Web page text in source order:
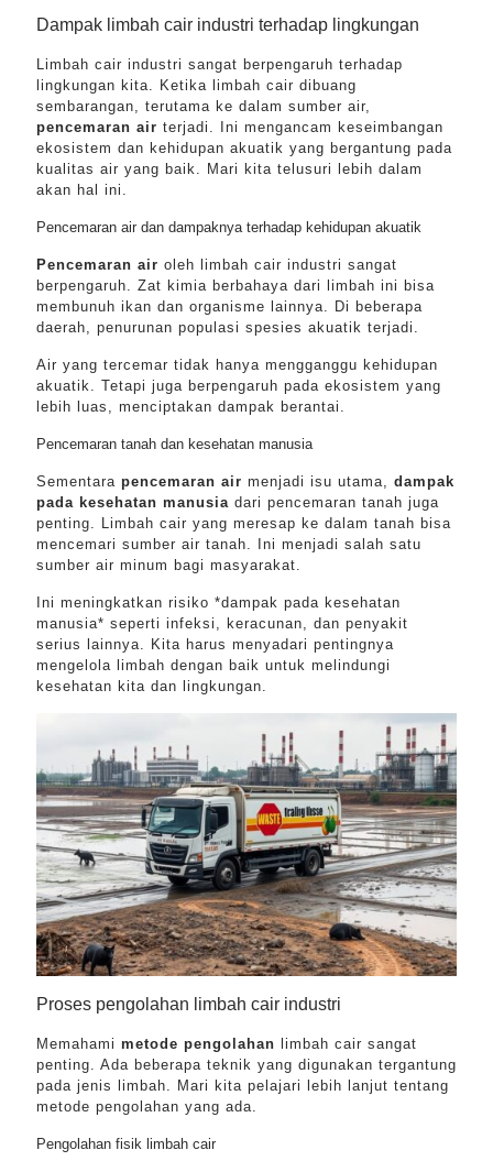
Dampak limbah cair industri terhadap lingkungan
Limbah cair industri sangat berpengaruh terhadap
lingkungan kita. Ketika limbah cair dibuang
sembarangan, terutama ke dalam sumber air,
pencemaran air terjadi. Ini mengancam keseimbangan
ekosistem dan kehidupan akuatik yang bergantung pada
kualitas air yang baik. Mari kita telusuri lebih dalam
akan hal ini.
Pencemaran air dan dampaknya terhadap kehidupan akuatik
Pencemaran air oleh limbah cair industri sangat
berpengaruh. Zat kimia berbahaya dari limbah ini bisa
membunuh ikan dan organisme lainnya. Di beberapa
daerah, penurunan populasi spesies akuatik terjadi.
Air yang tercemar tidak hanya mengganggu kehidupan
akuatik. Tetapi juga berpengaruh pada ekosistem yang
lebih luas, menciptakan dampak berantai.
Pencemaran tanah dan kesehatan manusia
Sementara pencemaran air menjadi isu utama, dampak
pada kesehatan manusia dari pencemaran tanah juga
penting. Limbah cair yang meresap ke dalam tanah bisa
mencemari sumber air tanah. Ini menjadi salah satu
sumber air minum bagi masyarakat.
Ini meningkatkan risiko *dampak pada kesehatan
manusia* seperti infeksi, keracunan, dan penyakit
serius lainnya. Kita harus menyadari pentingnya
mengelola limbah dengan baik untuk melindungi
kesehatan kita dan lingkungan.
Proses pengolahan limbah cair industri
Memahami metode pengolahan limbah cair sangat
penting. Ada beberapa teknik yang digunakan tergantung
pada jenis limbah. Mari kita pelajari lebih lanjut tentang
metode pengolahan yang ada.
Pengolahan fisik limbah cair